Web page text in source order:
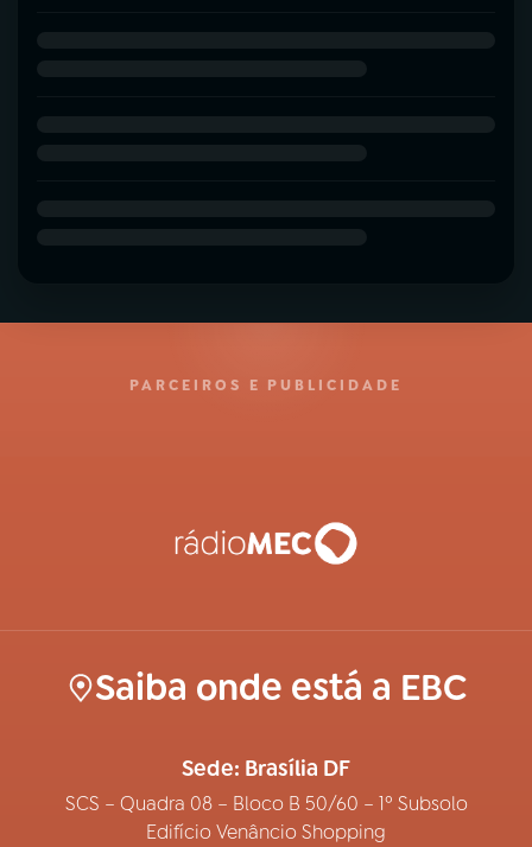
PARCEIROS E PUBLICIDADE
Saiba onde está a EBC
Sede: Brasília DF
SCS – Quadra 08 – Bloco B 50/60 – 1º Subsolo
Edifício Venâncio Shopping